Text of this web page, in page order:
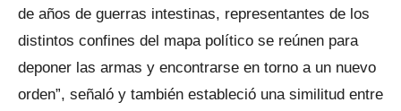
de años de guerras intestinas, representantes de los
distintos confines del mapa político se reúnen para
deponer las armas y encontrarse en torno a un nuevo
orden”, señaló y también estableció una similitud entre